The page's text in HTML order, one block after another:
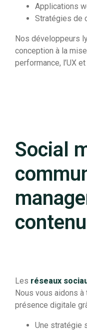
Applications
Stratégies de
Nos développeurs
conception à la
performance, l’UX
Social
Les réseaux
Nous vous aidons
présence digitale
Une stratégie